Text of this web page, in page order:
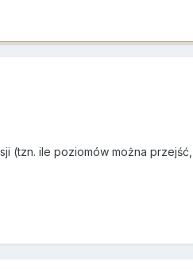
(tzn. ile poziomów można